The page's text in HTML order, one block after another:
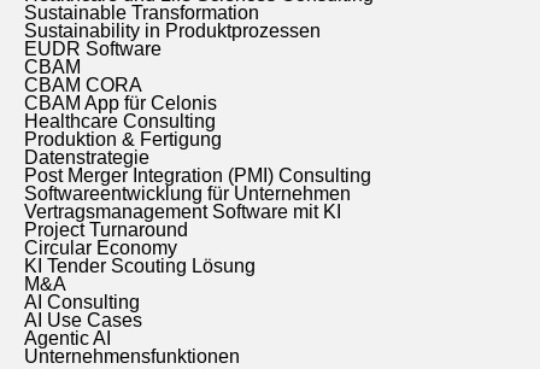
Sustainable Transformation
Sustainability in Produktprozessen
EUDR Software
CBAM
CBAM CORA
CBAM App für Celonis
Healthcare Consulting
Produktion & Fertigung
Datenstrategie
Post Merger Integration (PMI) Consulting
Softwareentwicklung für Unternehmen
Vertragsmanagement Software mit KI
Project Turnaround
Circular Economy
KI Tender Scouting Lösung
M&A
AI Consulting
AI Use Cases
Agentic AI
Unternehmensfunktionen